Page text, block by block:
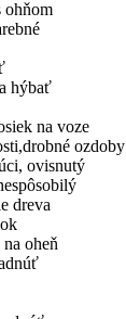
ohňom
hýbať
na voze
ozdoby
ovisnutý
dreva
oheň